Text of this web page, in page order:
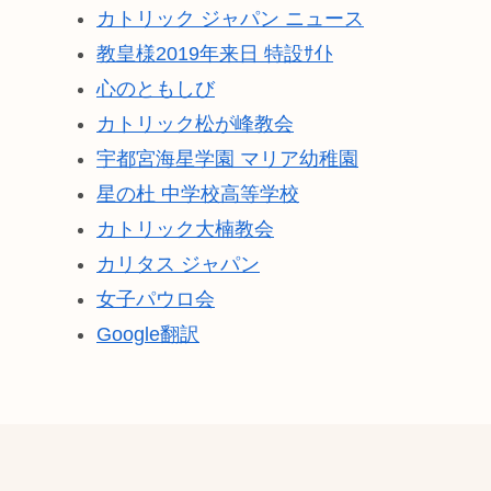
カトリック ジャパン ニュース
教皇様2019年来日 特設ｻｲﾄ
心のともしび
カトリック松が峰教会
宇都宮海星学園 マリア幼稚園
星の杜 中学校高等学校
カトリック大楠教会
カリタス ジャパン
女子パウロ会
Google翻訳